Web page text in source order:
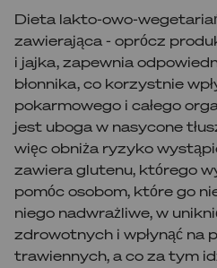
Dieta lakto-owo-
zawierająca - oprócz
i jajka, zapewnia
błonnika, co korzystnie
pokarmowego i całego
jest uboga w nasycone
więc obniża ryzyko
zawiera glutenu, którego
pomóc osobom, które go
niego nadwrażliwe, w
zdrowotnych i wpłynąć na
trawiennych, a co za tym